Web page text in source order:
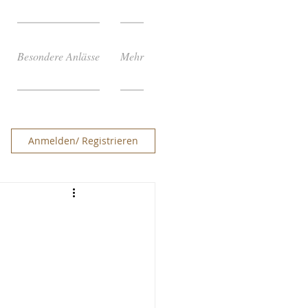
Besondere Anlässe Mehr
Anmelden/ Registrieren